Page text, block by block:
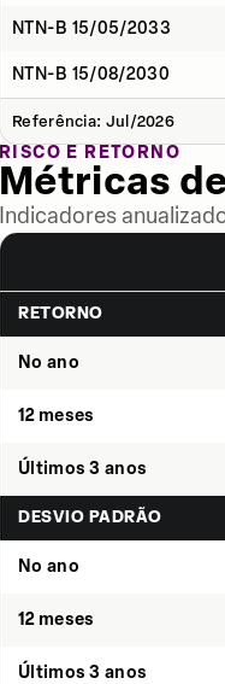
NTN-B 15/05/2033
NTN-B 15/08/2030
Referência: Jul/2026
RISCO E RETORNO
Métricas
Indicadores
RETORNO
No ano
12 meses
Últimos 3 anos
DESVIO PADRÃO
No ano
12 meses
Últimos 3 anos